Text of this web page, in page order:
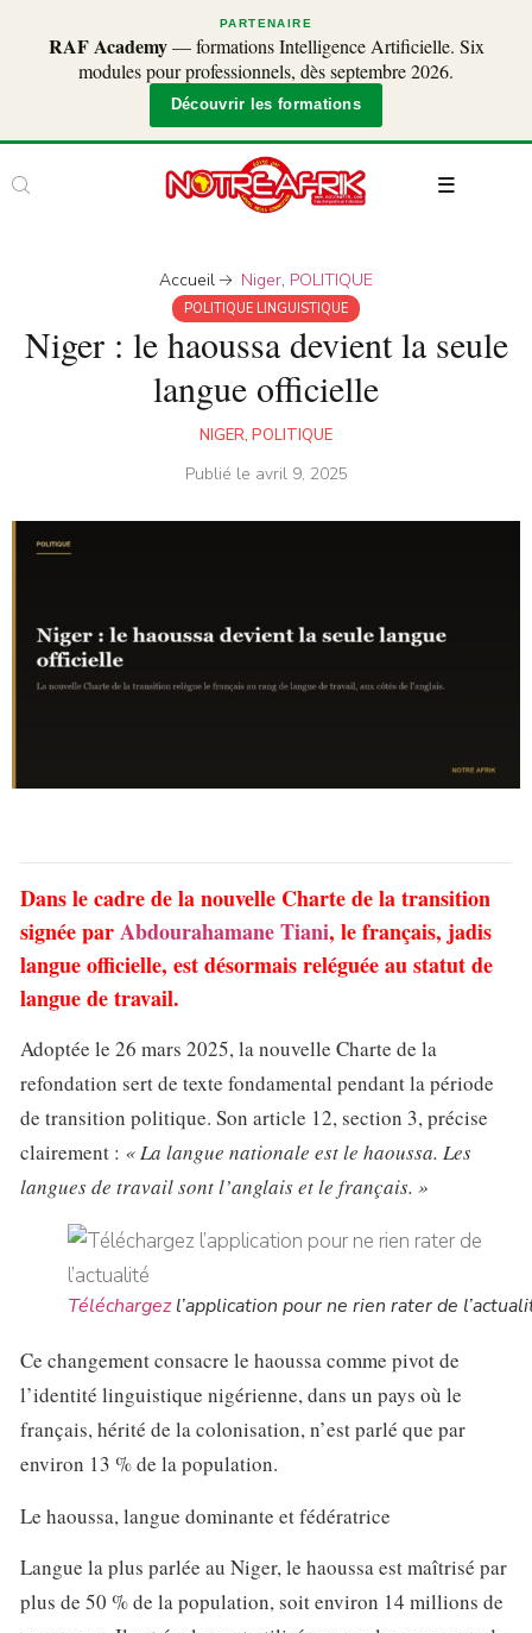
PARTENAIRE
RAF Academy— formations Intelligence Artificielle. Six
modules pour professionnels, dès septembre 2026.
Découvrir les formations
Accueil Niger, POLITIQUE
POLITIQUE LINGUISTIQUE
Niger : le haoussa devient la seule
langue officielle
NIGER, POLITIQUE
Publié le avril 9, 2025
Dans le cadre de la nouvelle Charte de la transition
signée parAbdourahamane Tiani, le français, jadis
langue officielle, est désormais reléguée au statut de
langue de travail.
Adoptée le 26 mars 2025, la nouvelle Charte de la
refondation sert de texte fondamental pendant la période
de transition politique. Son article 12, section 3, précise
clairement : « La langue nationale est le haoussa. Les
langues de travail sont l’anglais et le français. »
Téléchargezl’application pour ne rien rater de
Ce changement consacre le haoussa comme pivot de
l’identité linguistique nigérienne, dans un pays où le
français, hérité de la colonisation, n’est parlé que par
environ 13 % de la population.
Le haoussa, langue dominante et fédératrice
Langue la plus parlée au Niger, le haoussa est maîtrisé par
plus de 50 % de la population, soit environ 14 millions de